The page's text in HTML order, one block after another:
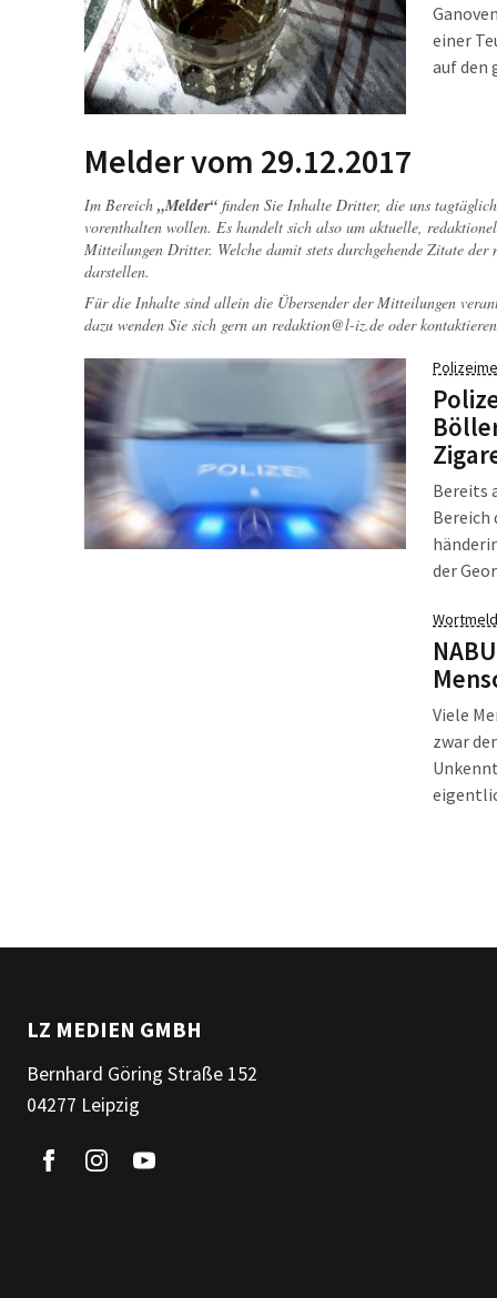
einer
auf den
Melder vom 29.12.2017
Im Bereich „Melder“ finden Sie Inhalte Dritter, die uns
vorenthalten wollen. Es handelt sich also um aktuelle,
Mitteilungen Dritter. Welche damit stets durchgehende Zitate
darstellen.
Für die Inhalte sind allein die Übersender der Mitteilungen
dazu wenden Sie sich gern an redaktion@l-iz.de oder
Bereits
Bereich
der
Viele
zwar
LZ MEDIEN GMBH
Bernhard Göring Straße 152
04277 Leipzig